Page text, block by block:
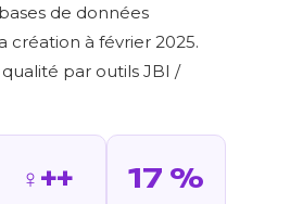
de données
création à février 2025.
par outils JBI /
♀++ 17 %